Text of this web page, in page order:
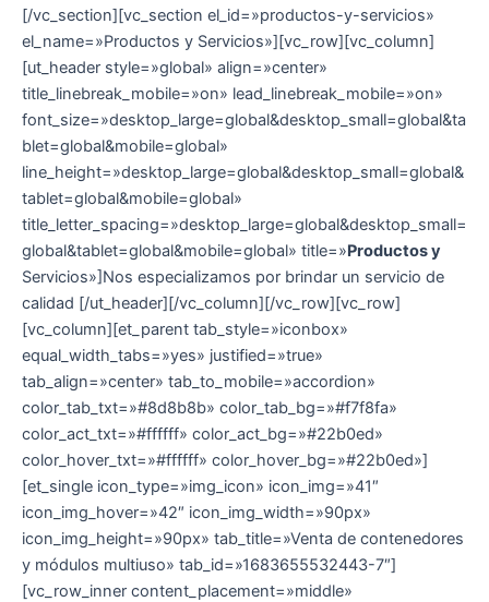
[/vc_section][vc_section el_id=»productos-y-servicios»
el_name=»Productos y Servicios»][vc_row][vc_column]
[ut_header style=»global» align=»center»
title_linebreak_mobile=»on» lead_linebreak_mobile=»on»
font_size=»desktop_large=global&desktop_small=global&ta
blet=global&mobile=global»
line_height=»desktop_large=global&desktop_small=global&
tablet=global&mobile=global»
title_letter_spacing=»desktop_large=global&desktop_small=
global&tablet=global&mobile=global» title=»Productos y
Servicios»]Nos especializamos por brindar un servicio de
calidad [/ut_header][/vc_column][/vc_row][vc_row]
[vc_column][et_parent tab_style=»iconbox»
equal_width_tabs=»yes» justified=»true»
tab_align=»center» tab_to_mobile=»accordion»
color_tab_txt=»#8d8b8b» color_tab_bg=»#f7f8fa»
color_act_txt=»#ffffff» color_act_bg=»#22b0ed»
color_hover_txt=»#ffffff» color_hover_bg=»#22b0ed»]
[et_single icon_type=»img_icon» icon_img=»41″
icon_img_hover=»42″ icon_img_width=»90px»
icon_img_height=»90px» tab_title=»Venta de contenedores
y módulos multiuso» tab_id=»1683655532443-7″]
[vc_row_inner content_placement=»middle»